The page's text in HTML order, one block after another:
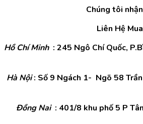
Chúng tôi
Liên Hệ
Hồ Chí Minh: 245 Ngô Chí Quốc,
Hà Nội: Số 9 Ngách 1- Ngõ 58
Đồng Nai: 401/8 khu phố 5 P